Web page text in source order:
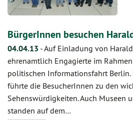
BürgerInnen besuchen
04.04.13 -Auf Einladung von
ehrenamtlich Engagierte im
politischen Informationsfahrt
führte die BesucherInnen zu den
Sehenswürdigkeiten. Auch Museen
standen auf dem…